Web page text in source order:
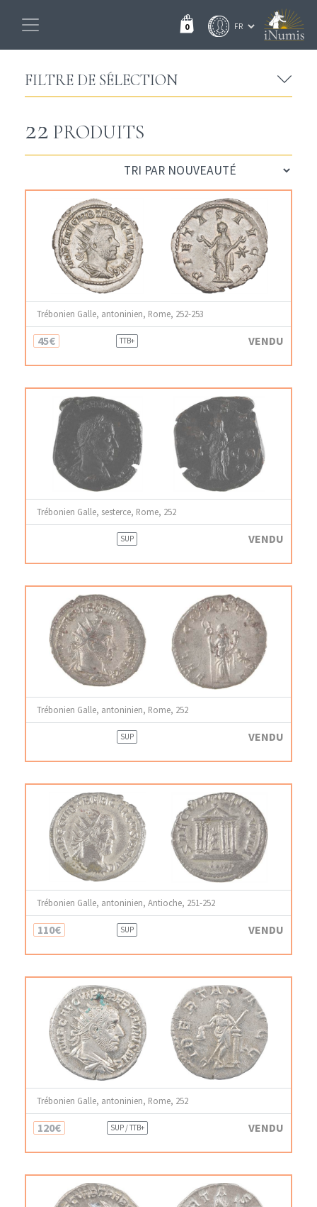
0
FILTRE DE SÉLECTION
22 PRODUITS
Trébonien Galle, antoninien, Rome, 252-253
45€ TTB+ VENDU
Trébonien Galle, sesterce, Rome, 252
SUP VENDU
Trébonien Galle, antoninien, Rome, 252
SUP VENDU
Trébonien Galle, antoninien, Antioche, 251-252
110€ SUP VENDU
Trébonien Galle, antoninien, Rome, 252
120€ SUP / TTB+ VENDU